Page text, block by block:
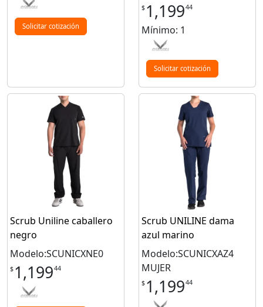
Solicitar cotización
$ 1,19944
Mínimo: 1
Solicitar cotización
Scrub Uniline caballero
negro
Modelo:SCUNICXNE0
$ 1,19944
Scrub UNILINE dama
azul marino
Modelo:SCUNICXAZ4
MUJER
$ 1,19944